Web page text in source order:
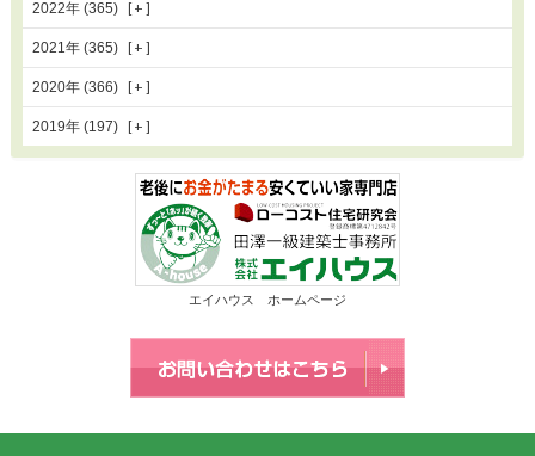
2022年 (365)
2021年 (365)
2020年 (366)
2019年 (197)
エイハウス ホームページ